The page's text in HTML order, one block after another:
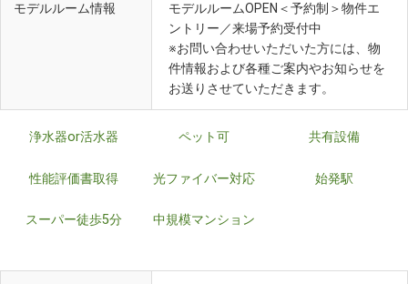
モデルルーム情報
モデルルームOPEN＜予約制＞物件エ
ントリー／来場予約受付中
※お問い合わせいただいた方には、物
件情報および各種ご案内やお知らせを
お送りさせていただきます。
浄水器or活水器 ペット可 共有設備
性能評価書取得 光ファイバー対応 始発駅
スーパー徒歩5分 中規模マンション